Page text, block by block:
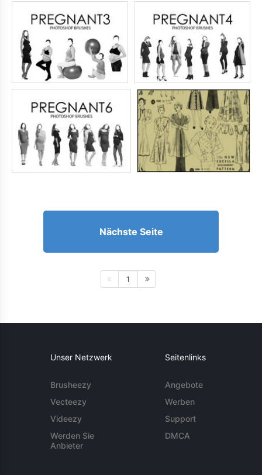
Nächste Seite
1
Unser Netzwerk
Brusheezy
Vecteezy
Videezy
Werden Sie
Anbieter
Seitenlinks
Angebote
Werben
Support
DMCA